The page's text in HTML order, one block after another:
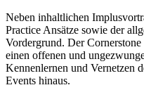
Neben inhaltlichen
Practice Ansätze sowie der
Vordergrund. Der
einen offenen und
Kennenlernen und Vernetzen
Events hinaus.